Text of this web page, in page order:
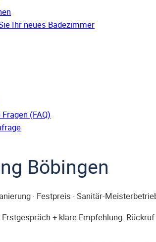
Ihr neues Badezimmer
(FAQ)
Böbingen
· Festpreis · Sanitär-
+ klare Empfehlung.